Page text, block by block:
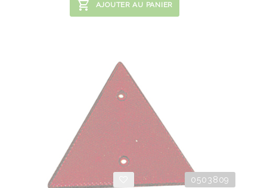
AJOUTER AU PANIER
0503809